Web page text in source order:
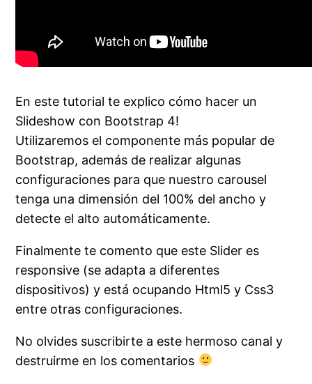
En este tutorial te explico cómo hacer un
Slideshow con Bootstrap 4!
Utilizaremos el componente más popular de
Bootstrap, además de realizar algunas
configuraciones para que nuestro carousel
tenga una dimensión del 100% del ancho y
detecte el alto automáticamente.
Finalmente te comento que este Slider es
responsive (se adapta a diferentes
dispositivos) y está ocupando Html5 y Css3
entre otras configuraciones.
No olvides suscribirte a este hermoso canal y
destruirme en los comentarios